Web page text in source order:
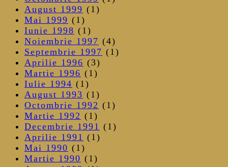
August 1999 (1)
Mai 1999 (1)
Iunie 1998 (1)
Noiembrie 1997 (4)
Septembrie 1997 (1)
Aprilie 1996 (3)
Martie 1996 (1)
Iulie 1994 (1)
August 1993 (1)
Octombrie 1992 (1)
Martie 1992 (1)
Decembrie 1991 (1)
Aprilie 1991 (1)
Mai 1990 (1)
Martie 1990 (1)